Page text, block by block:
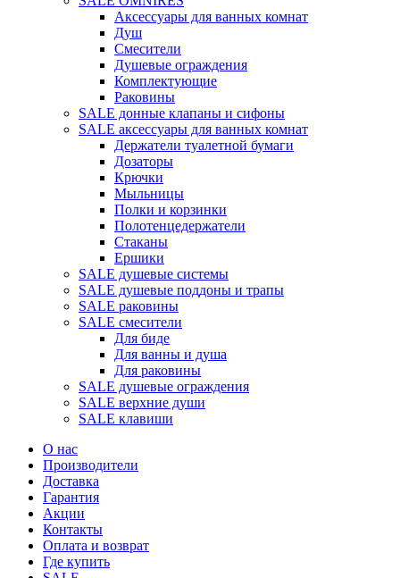
Аксессуары для ванных комнат
Душ
Смесители
Душевые ограждения
Комплектующие
Раковины
SALE донные клапаны и сифоны
SALE аксессуары для ванных комнат
Держатели туалетной бумаги
Дозаторы
Крючки
Мыльницы
Полки и корзинки
Полотенцедержатели
Стаканы
Ершики
SALE душевые системы
SALE душевые поддоны и трапы
SALE раковины
SALE смесители
Для биде
Для ванны и душа
Для раковины
SALE душевые ограждения
SALE верхние души
SALE клавиши
О нас
Производители
Доставка
Гарантия
Акции
Контакты
Оплата и возврат
Где купить